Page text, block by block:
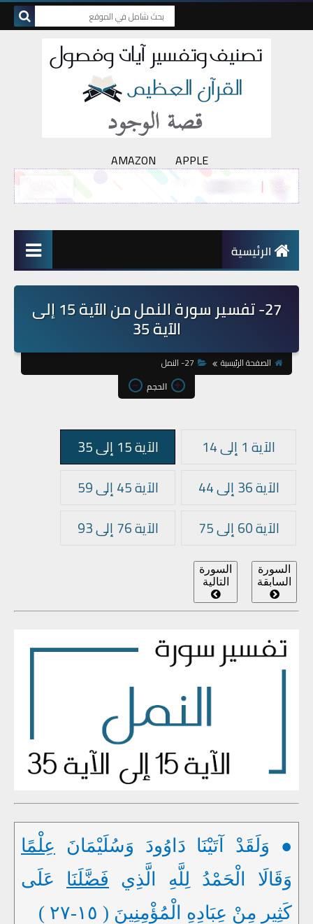
AMAZON APPLE
الرئيسية
27- تفسير سورة النمل من الآية 15 إلى
الآية 35
الصفحة الرئيسية
27- النمل
الحجم
الآية 1 إلى 14
الآية 15 إلى 35
الآية 36 إلى 44
الآية 45 إلى 59
الآية 60 إلى 75
الآية 76 إلى 93
السورة
السابقة
السورة
التالية
● وَلَقَدْ آتَيْنَا دَاوُودَ وَسُلَيْمَانَ عِلْمًا
وَقَالَا الْحَمْدُ لِلَّهِ الَّذِي فَضَّلَنَا عَلَى
كَثِيرٍ مِنْ عِبَادِهِ الْمُؤْمِنِينَ ( ١٥-٢٧ )